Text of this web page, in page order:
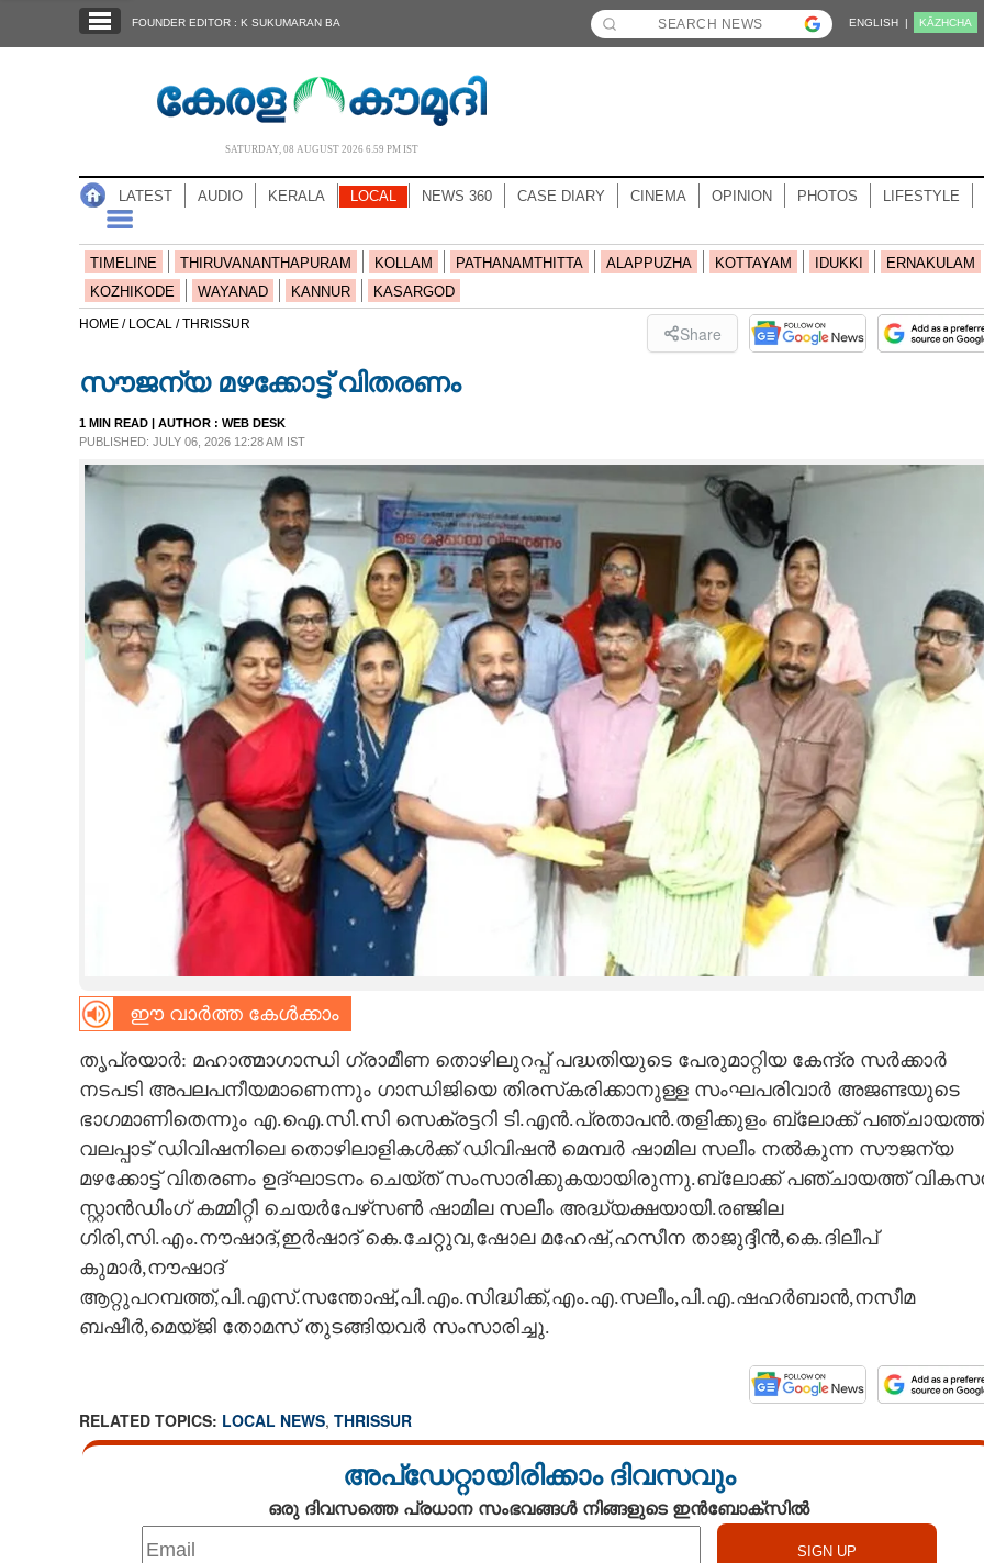
NOTIFIED NEWS
NEWS 360
CASE DIARY
CARTOONS
LITERATURE
CONTACT US
FOUNDER EDITOR : K SUKUMARAN BA ENGLISH | KĀZHCHA
SATURDAY, 08 AUGUST 2026 6.59 PM IST
LATEST AUDIO KERALA LOCAL NEWS 360 CASE DIARY CINEMA OPINION PHOTOS LIFESTYLE
TIMELINE THIRUVANANTHAPURAM KOLLAM PATHANAMTHITTA ALAPPUZHA KOTTAYAM IDUKKI
ERNAKULAM
KOZHIKODE
WAYANAD KANNUR KASARGOD
HOME / LOCAL /THRISSUR Share
സൗജന്യ മഴക്കോട്ട് വിതരണം
1 MIN READ | AUTHOR : WEB DESK
PUBLISHED: JULY 06, 2026 12:28 AM IST
ഈ വാർത്ത കേൾക്കാം
തൃപ്രയാർ: മഹാത്മാഗാന്ധി ഗ്രാമീണ തൊഴിലുറപ്പ് പദ്ധതിയുടെ പേരുമാറ്റിയ കേന്ദ്ര സർക്കാർ
നടപടി അപലപനീയമാണെന്നും ഗാന്ധിജിയെ തിരസ്‌കരിക്കാനുള്ള സംഘപരിവാർ അജണ്ടയുടെ
ഭാഗമാണിതെന്നും എ.ഐ.സി.സി സെക്രട്ടറി ടി.എൻ.പ്രതാപൻ.തളിക്കുളം ബ്ലോക്ക് പഞ്ചായത്ത്
വലപ്പാട് ഡിവിഷനിലെ തൊഴിലാളികൾക്ക് ഡിവിഷൻ മെമ്പർ ഷാമില സലീം നൽകുന്ന സൗജന്യ
മഴക്കോട്ട് വിതരണം ഉദ്ഘാടനം ചെയ്ത് സംസാരിക്കുകയായിരുന്നു.ബ്ലോക്ക് പഞ്ചായത്ത്
സ്റ്റാൻഡിംഗ് കമ്മിറ്റി ചെയർപേഴ്‌സൺ ഷാമില സലീം അദ്ധ്യക്ഷയായി.രഞ്ജില
ഗിരി,സി.എം.നൗഷാദ്,ഇർഷാദ് കെ.ചേറ്റുവ,ഷോല മഹേഷ്,ഹസീന താജുദ്ദീൻ,കെ.ദിലീപ്
കുമാർ,നൗഷാദ്
ആറ്റുപറമ്പത്ത്,പി.എസ്.സന്തോഷ്,പി.എം.സിദ്ധിക്ക്,എം.എ.സലീം,പി.എ.ഷഹർബാൻ,നസീമ
ബഷീർ,മെയ്ജി തോമസ് തുടങ്ങിയവർ സംസാരിച്ചു.
RELATED TOPICS: LOCAL NEWS, THRISSUR
അപ്ഡേറ്റായിരിക്കാം ദിവസവും
ഒരു ദിവസത്തെ പ്രധാന സംഭവങ്ങൾ നിങ്ങളുടെ ഇൻബോക്സിൽ